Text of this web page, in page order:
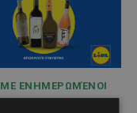
ΕΝΗΜΕΡΩΜΈΝΟΙ